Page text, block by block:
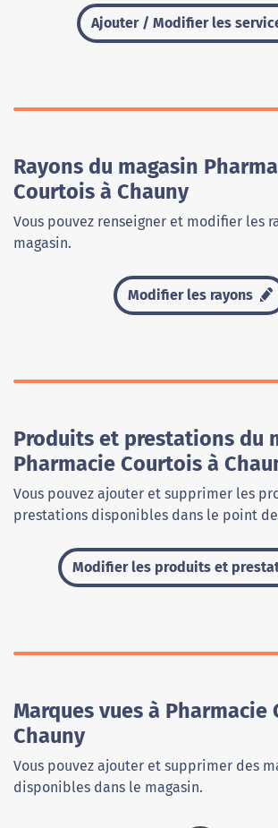
Ajouter / Modifier les
Rayons du magasin
Courtois à Chauny
Vous pouvez renseigner et modifier les
magasin.
Modifier les rayons
Produits et prestations du
Pharmacie Courtois à
Vous pouvez ajouter et supprimer les
prestations disponibles dans le point
Modifier les produits et
Marques vues à Pharmacie
Chauny
Vous pouvez ajouter et supprimer des
disponibles dans le magasin.